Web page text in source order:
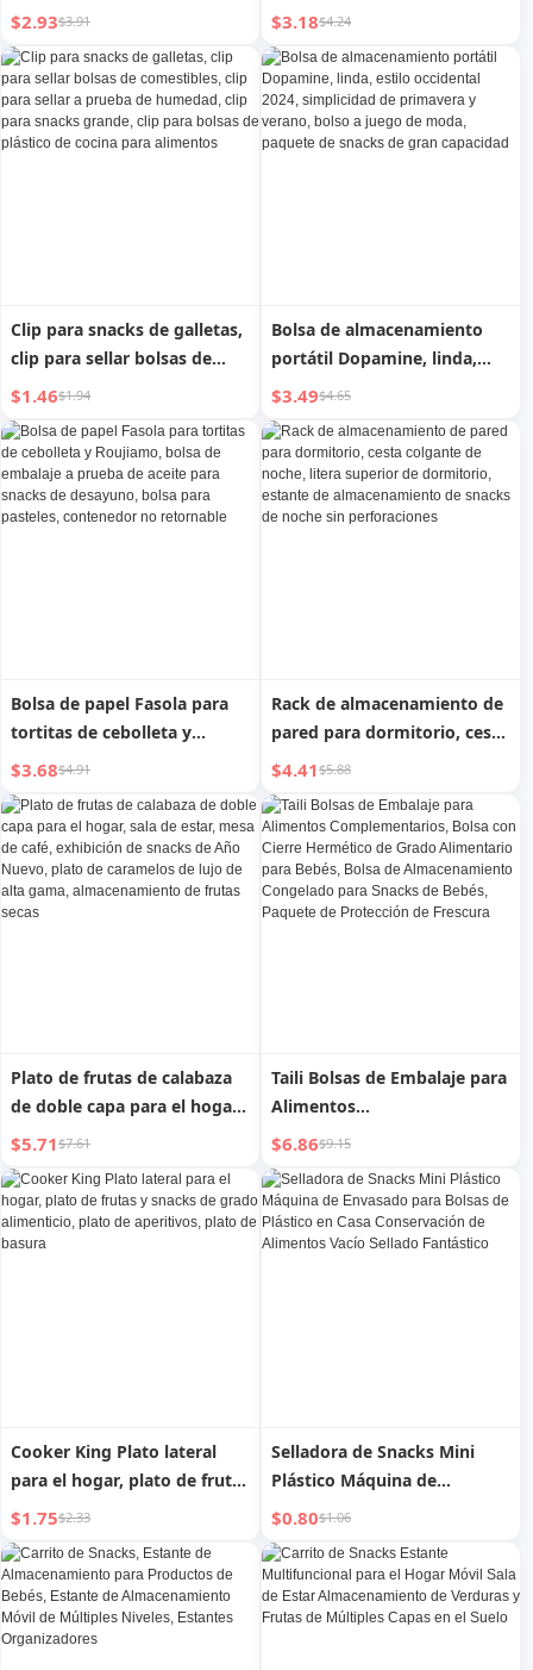
envuelta en pera, vara molar
para cachorros, perros
grandes y pequeños, snacks
de recompensa para
entrenamiento de mascotas
$2.93$3.91
Snacks de Dormitorio Jujiajia
$3.18$4.24
Clip para snacks de galletas,
clip para sellar bolsas de
comestibles, clip para sellar
a prueba de humedad, clip
para snacks grande, clip
para bolsas de plástico de
cocina para alimentos
$1.46$1.94
Bolsa de almacenamiento
portátil Dopamine, linda,
estilo occidental 2024,
simplicidad de primavera y
verano, bolso a juego de
moda, paquete de snacks de
gran capacidad
$3.49$4.65
Bolsa de papel Fasola para
tortitas de cebolleta y
Roujiamo, bolsa de embalaje
a prueba de aceite para
snacks de desayuno, bolsa
para pasteles, contenedor
no retornable
$3.68$4.91
Rack de almacenamiento de
pared para dormitorio, cesta
colgante de noche, litera
superior de dormitorio,
estante de almacenamiento
de snacks de noche sin
perforaciones
$4.41$5.88
Plato de frutas de calabaza
de doble capa para el hogar,
sala de estar, mesa de café,
exhibición de snacks de Año
Nuevo, plato de caramelos
de lujo de alta gama,
almacenamiento de frutas
$5.71$7.61
Taili Bolsas de Embalaje para
Alimentos
Complementarios, Bolsa con
Cierre Hermético de Grado
Alimentario para Bebés,
Bolsa de Almacenamiento
Congelado para Snacks de
$6.86$9.15
Cooker King Plato lateral
para el hogar, plato de frutas
y snacks de grado
alimenticio, plato de
aperitivos, plato de basura
$1.75$2.33
Selladora de Snacks Mini
Plástico Máquina de
Envasado para Bolsas de
Plástico en Casa
Conservación de Alimentos
Vacío Sellado Fantástico
$0.80$1.06